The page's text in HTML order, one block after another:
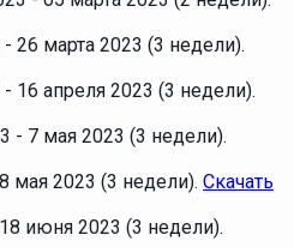
26 марта 2023 (3 недели).
16 апреля 2023 (3 недели).
- 7 мая 2023 (3 недели).
мая 2023 (3 недели). Скачать
июня 2023 (3 недели).